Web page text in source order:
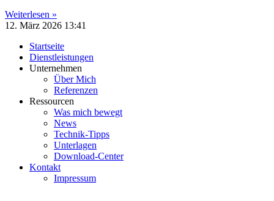
Weiterlesen »
12. März 2026 13:41
Startseite
Dienstleistungen
Unternehmen
Über Mich
Referenzen
Ressourcen
Was mich bewegt
News
Technik-Tipps
Unterlagen
Download-Center
Kontakt
Impressum